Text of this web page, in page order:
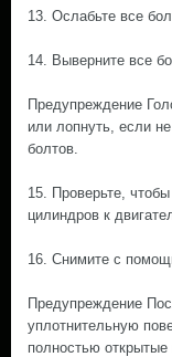
13. Ослабьте все
14. Выверните все
Предупреждение
или лопнуть, если
болтов.
15. Проверьте,
цилиндров к
16. Снимите с
Предупреждение
уплотнительную
полностью